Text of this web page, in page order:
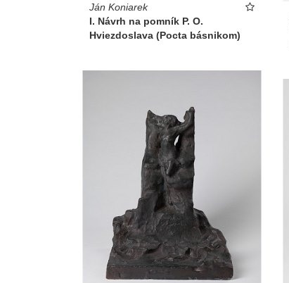
Ján Koniarek
I. Návrh na pomník P. O.
Hviezdoslava (Pocta básnikom)